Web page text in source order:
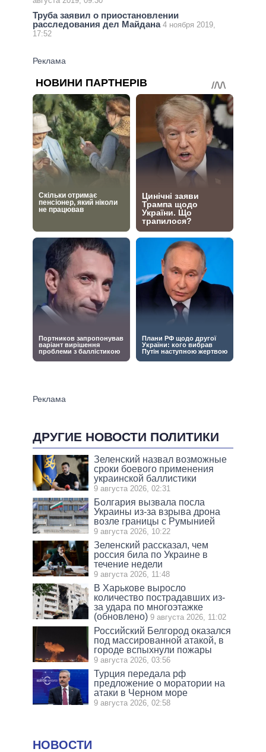
Труба заявил о приостановлении
расследования дел Майдана 4 ноября 2019,
17:52
ДРУГИЕ НОВОСТИ ПОЛИТИКИ
Зеленский назвал возможные
сроки боевого применения
украинской баллистики
9 августа 2026, 02:31
Болгария вызвала посла
Украины из-за взрыва дрона
возле границы с Румынией
9 августа 2026, 10:22
Зеленский рассказал, чем
россия била по Украине в
течение недели
9 августа 2026, 11:48
В Харькове выросло
количество пострадавших из-
за удара по многоэтажке
(обновлено) 9 августа 2026, 11:02
Российский Белгород оказался
под массированной атакой, в
городе вспыхнули пожары
9 августа 2026, 03:56
Турция передала рф
предложение о моратории на
атаки в Черном море
9 августа 2026, 02:58
НОВОСТИ